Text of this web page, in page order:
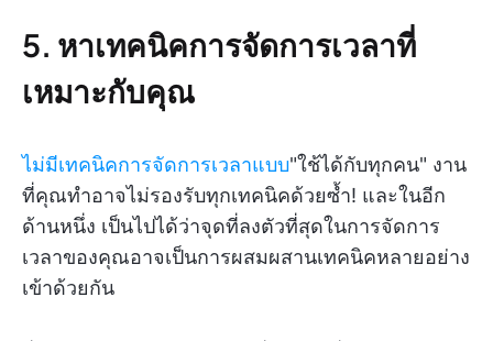
5. หาเทคนิคการจัดการเวลาที่
เหมาะกับคุณ
ไม่มีเทคนิคการจัดการเวลาแบบ"ใช้ได้กับทุกคน" งาน
ที่คุณทำอาจไม่รองรับทุกเทคนิคด้วยซ้ำ! และในอีก
ด้านหนึ่ง เป็นไปได้ว่าจุดที่ลงตัวที่สุดในการจัดการ
เวลาของคุณอาจเป็นการผสมผสานเทคนิคหลายอย่าง
เข้าด้วยกัน